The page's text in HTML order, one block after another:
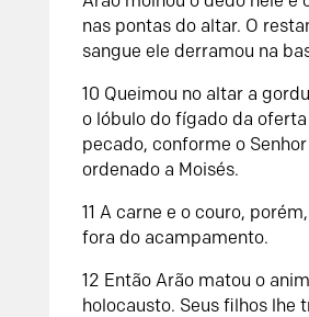
nas pontas do altar. O
sangue ele derramou na
10 Queimou no altar a
o lóbulo do fígado da
pecado, conforme o Senhor
ordenado a Moisés.
11 A carne e o couro,
fora do acampamento.
12 Então Arão matou o
holocausto. Seus filhos lhe